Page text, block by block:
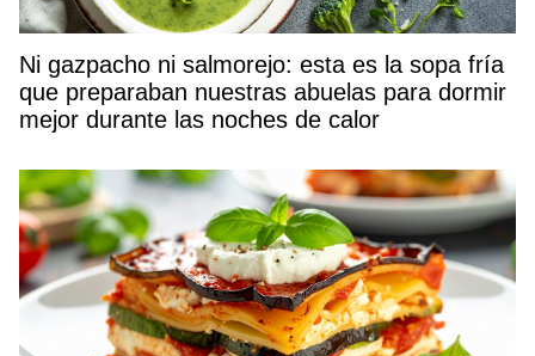
Ni gazpacho ni salmorejo: esta es la sopa fría
que preparaban nuestras abuelas para dormir
mejor durante las noches de calor